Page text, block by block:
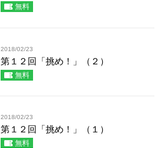
無料
2018/02/23
第１２回「挑め！」（２）
無料
2018/02/23
第１２回「挑め！」（１）
無料